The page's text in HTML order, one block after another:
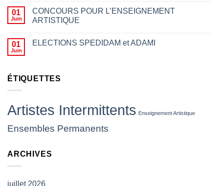
à
fait
leur
des
votez
23h59
01
Juin
CONCOURS POUR L’ENSEIGNEMENT
ARTISTIQUE
01
Juin
ELECTIONS SPEDIDAM et ADAMI
ÉTIQUETTES
Artistes Intermittents Enseignement Artistique
Ensembles Permanents
ARCHIVES
juillet 2026